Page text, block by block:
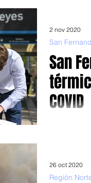
San
COVID
San
2 nov 2020
Región
26 oct 2020